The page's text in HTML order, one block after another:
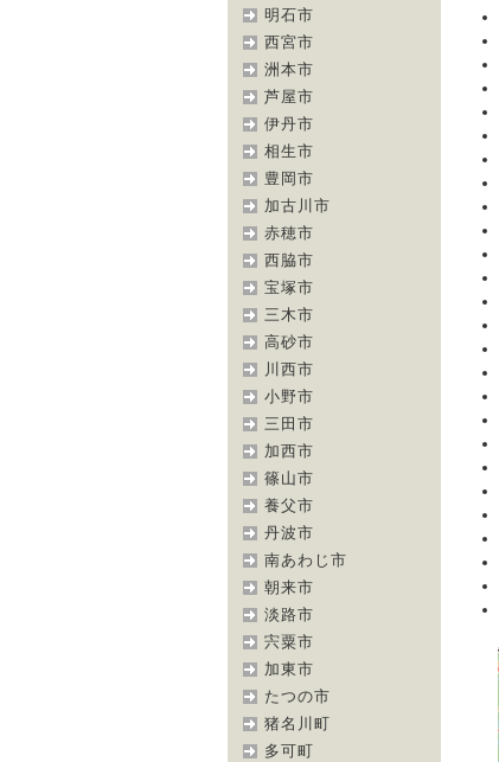
明石市
西宮市
洲本市
芦屋市
伊丹市
相生市
豊岡市
加古川市
赤穂市
西脇市
宝塚市
三木市
高砂市
川西市
小野市
三田市
加西市
篠山市
養父市
丹波市
南あわじ市
朝来市
淡路市
宍粟市
加東市
たつの市
猪名川町
多可町